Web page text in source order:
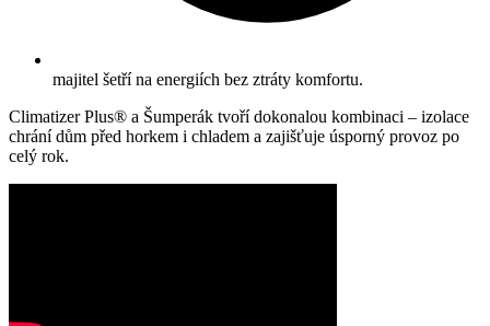
majitel šetří na energiích bez ztráty komfortu.
Climatizer Plus® a Šumperák tvoří dokonalou kombinaci – izolace
chrání dům před horkem i chladem a zajišťuje úsporný provoz po
celý rok.